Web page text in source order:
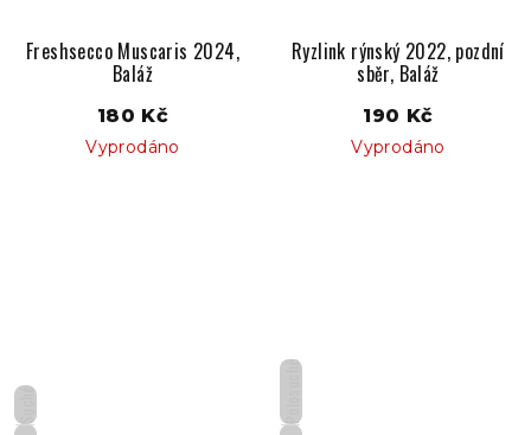
Freshsecco Muscaris 2024,
Baláž
180 Kč
Vyprodáno
Ryzlink rýnský 2022, pozdní
sběr, Baláž
190 Kč
Vyprodáno
Suché